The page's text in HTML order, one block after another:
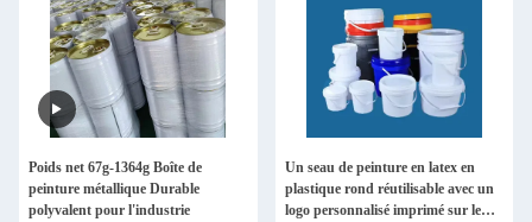
Poids net 67g-1364g Boîte de
peinture métallique Durable
polyvalent pour l'industrie
Un seau de peinture en latex en
plastique rond réutilisable avec un
logo personnalisé imprimé sur le